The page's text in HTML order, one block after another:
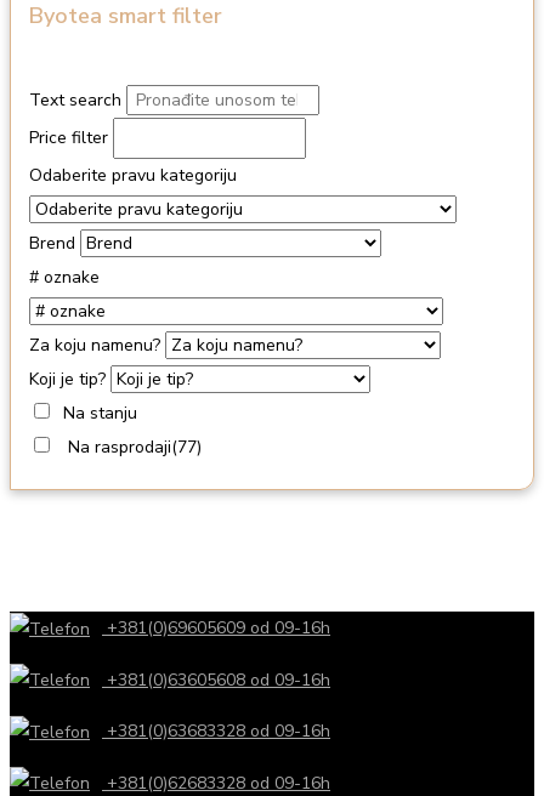
Byotea smart filter
Text search
Price filter
Odaberite pravu kategoriju
Brend
# oznake
Za koju namenu?
Koji je tip?
Na stanju
Na rasprodaji(77)
+381(0)69605609 od 09-16h
+381(0)63605608 od 09-16h
+381(0)63683328 od 09-16h
+381(0)62683328 od 09-16h